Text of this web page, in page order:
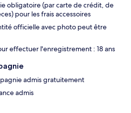
obligatoire (par carte de crédit, de
pour les frais accessoires
officielle avec photo peut être
effectuer l'enregistrement : 18 ans
admis gratuitement
admis